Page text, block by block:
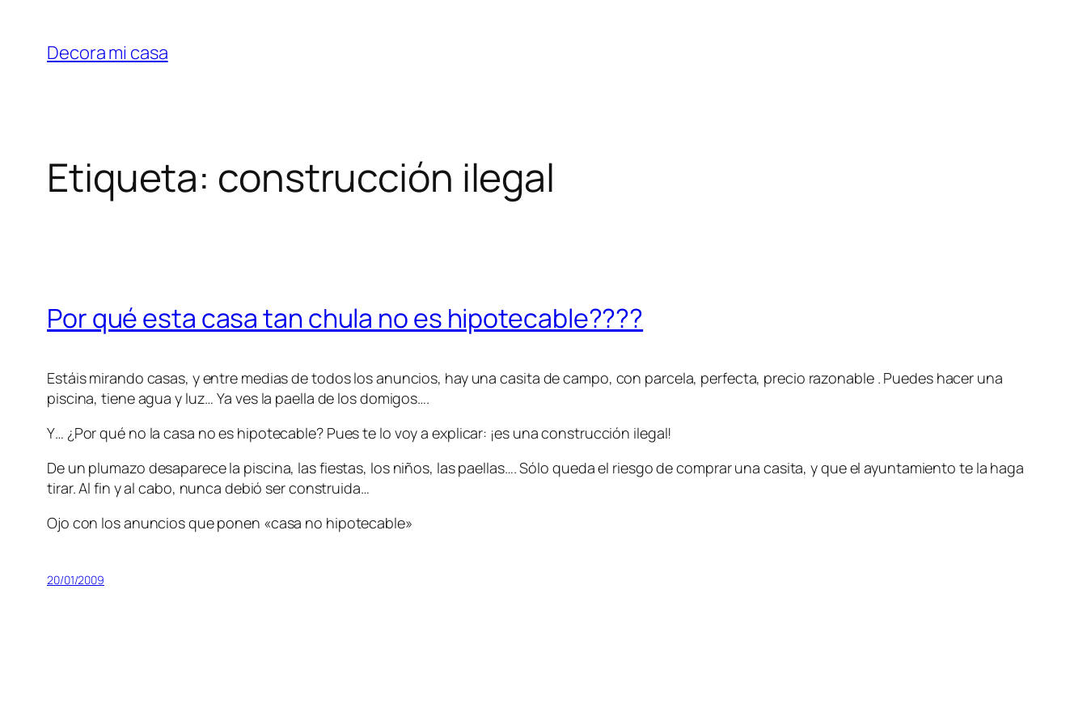
contenido
Decora mi casa
Etiqueta: construcción ilegal
Por qué esta casa tan chula no es hipotecable????
Estáis mirando casas, y entre medias de todos los anuncios, hay una casita de campo, con parcela, perfecta, precio razonable . Puedes hacer una
piscina, tiene agua y luz… Ya ves la paella de los domigos….
Y… ¿Por qué no la casa no es hipotecable? Pues te lo voy a explicar: ¡es una construcción ilegal!
De un plumazo desaparece la piscina, las fiestas, los niños, las paellas…. Sólo queda el riesgo de comprar una casita, y que el ayuntamiento te la haga
tirar. Al fin y al cabo, nunca debió ser construida…
Ojo con los anuncios que ponen «casa no hipotecable»
20/01/2009